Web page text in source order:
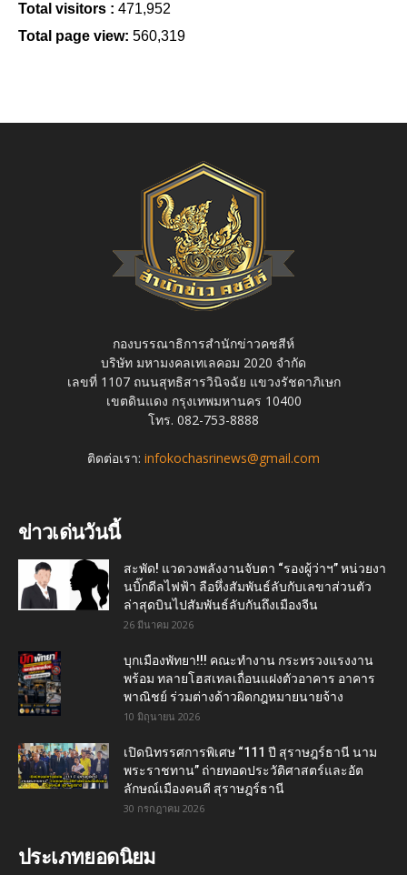
Total visitors : 471,952
Total page view: 560,319
กองบรรณาธิการสำนักข่าวคชสีห์
บริษัท มหามงคลเทเลคอม 2020 จำกัด
เลขที่ 1107 ถนนสุทธิสารวินิจฉัย แขวงรัชดาภิเษก
เขตดินแดง กรุงเทพมหานคร 10400
โทร. 082-753-8888
ติดต่อเรา: infokochasrinews@gmail.com
ข่าวเด่นวันนี้
สะพัด! แวดวงพลังงานจับตา “รองผู้ว่าฯ” หน่วยงา
นบิ๊กดีลไฟฟ้า ลือหึ่งสัมพันธ์ลับกับเลขาส่วนตัว
ล่าสุดบินไปสัมพันธ์ลับกันถึงเมืองจีน
26 มีนาคม 2026
บุกเมืองพัทยา!!! คณะทำงาน กระทรวงแรงงาน
พร้อม ทลายโฮสเทลเถื่อนแฝงตัวอาคาร อาคาร
พาณิชย์ ร่วมต่างด้าวผิดกฎหมายนายจ้าง
10 มิถุนายน 2026
เปิดนิทรรศการพิเศษ “111 ปี สุราษฎร์ธานี นาม
พระราชทาน” ถ่ายทอดประวัติศาสตร์และอัต
ลักษณ์เมืองคนดี สุราษฎร์ธานี
30 กรกฎาคม 2026
ประเภทยอดนิยม